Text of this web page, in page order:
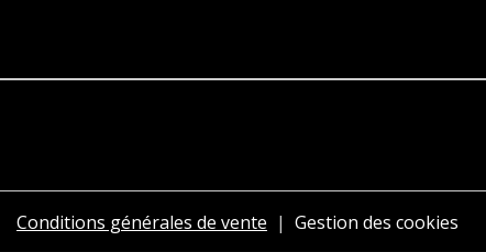
Conditions générales de vente Gestion des cookies